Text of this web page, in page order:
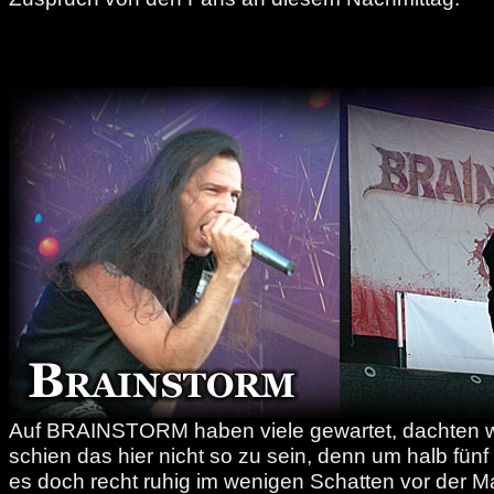
Auf BRAINSTORM haben viele gewartet, dachten
schien das hier nicht so zu sein, denn um halb
es doch recht ruhig im wenigen Schatten vor der